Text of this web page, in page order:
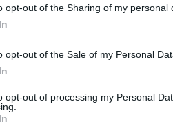
opt-out of the Sharing of my personal
opt-out of the Sale of my Personal
opt-out of processing my Personal
–
Kalevala - Debreceni
Fortedanse
Balázs)Finn barátaim